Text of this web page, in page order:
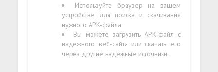
Используйте браузер на вашем
устройстве для поиска и скачивания
нужного APK-файла.
Вы можете загрузить APK-файл с
надежного веб-сайта или скачать его
через другие надежные источники.